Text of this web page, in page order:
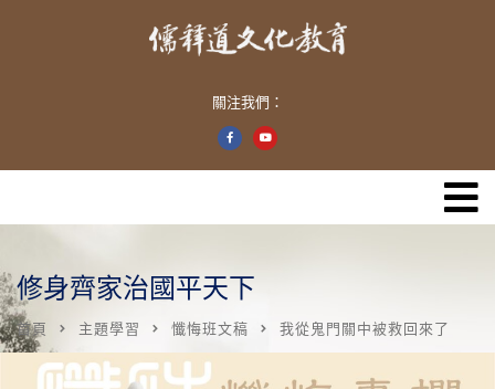
關注我們：
修身齊家治國平天下
首頁 主題學習 懺悔班文稿 我從鬼門關中被救回來了